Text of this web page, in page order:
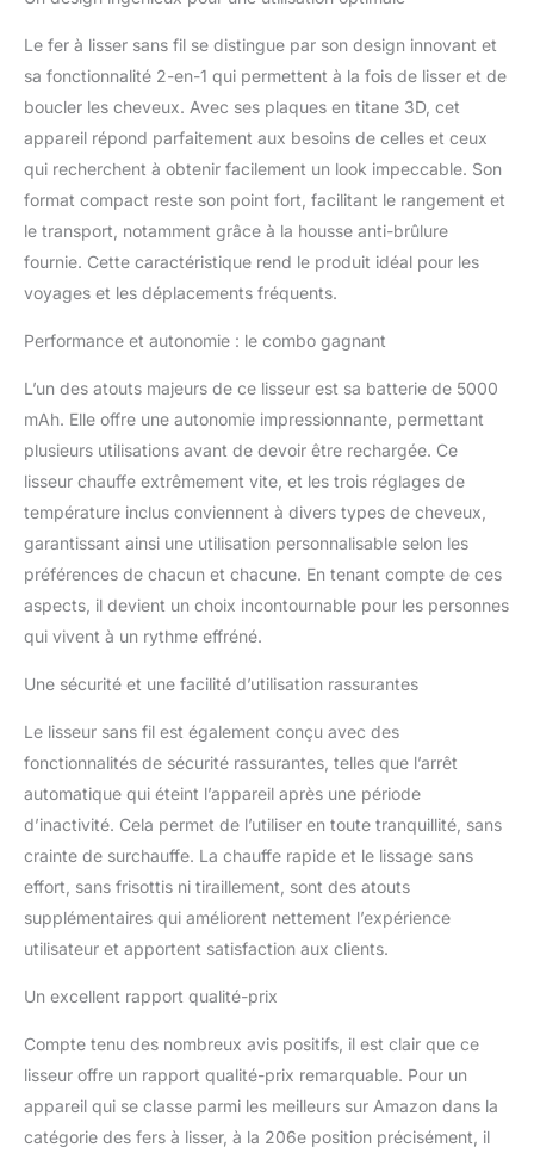
conception flottante 3D
permet aux cheveux de
résister à une pression et
à une chaleur uniformes
sans s'emmêler ni
s'emmêler. Cela réduit les
dommages à la cuticule
externe des cheveux.
Les cheveux paraissent
soyeux, brillants et sains.
Batterie Super 5000 mAh
: le fer à lisser sans fil est
équipé d'une batterie de
permet jusqu'à 50
minutes de temps de
coiffage. Le câble USB-C
inclus facilite le
chargement. Vous
pouvez charger votre fer
à lisser sans fil à l'aide de
divers appareils tels
qu'une banque
d'alimentation, une
voiture, un ordinateur ou
Conception Intelligente
niveaux de température
réglables, adaptés à
différents types de
cheveux doux et durs,
vous permettant de lisser
et de boucler rapidement
vos cheveux. Il dispose
d'un couvercle isolé et
d'une fonction d'arrêt
automatique après 10
pas besoin d’attendre
que votre fer à lisser
refroidisse. Éteignez
simplement l'appareil et
fermez le couvercle. Cela
évitera que les tables et
Le fer à lisser sans fil se distingue par son design innovant et
sa fonctionnalité 2-en-1 qui permettent à la fois de lisser et de
boucler les cheveux. Avec ses plaques en titane 3D, cet
appareil répond parfaitement aux besoins de celles et ceux
qui recherchent à obtenir facilement un look impeccable. Son
format compact reste son point fort, facilitant le rangement et
le transport, notamment grâce à la housse anti-brûlure
fournie. Cette caractéristique rend le produit idéal pour les
voyages et les déplacements fréquents.
Performance et autonomie : le combo gagnant
L’un des atouts majeurs de ce lisseur est sa batterie de 5000
mAh. Elle offre une autonomie impressionnante, permettant
plusieurs utilisations avant de devoir être rechargée. Ce
lisseur chauffe extrêmement vite, et les trois réglages de
température inclus conviennent à divers types de cheveux,
garantissant ainsi une utilisation personnalisable selon les
préférences de chacun et chacune. En tenant compte de ces
aspects, il devient un choix incontournable pour les personnes
qui vivent à un rythme effréné.
Une sécurité et une facilité d’utilisation rassurantes
Le lisseur sans fil est également conçu avec des
fonctionnalités de sécurité rassurantes, telles que l’arrêt
automatique qui éteint l’appareil après une période
d’inactivité. Cela permet de l’utiliser en toute tranquillité, sans
crainte de surchauffe. La chauffe rapide et le lissage sans
effort, sans frisottis ni tiraillement, sont des atouts
supplémentaires qui améliorent nettement l’expérience
utilisateur et apportent satisfaction aux clients.
Un excellent rapport qualité-prix
Compte tenu des nombreux avis positifs, il est clair que ce
lisseur offre un rapport qualité-prix remarquable. Pour un
appareil qui se classe parmi les meilleurs sur Amazon dans la
catégorie des fers à lisser, à la 206e position précisément, il